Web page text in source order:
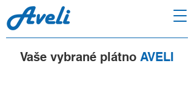
Vaše vybrané plátno AVELI